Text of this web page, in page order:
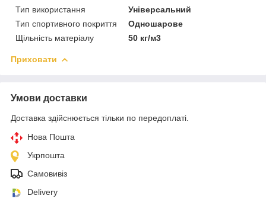
Тип використання
Універсальний
Тип спортивного покриття
Одношарове
Щільність матеріалу
50 кг/м3
Приховати
Умови доставки
Доставка здійснюється тільки по передоплаті.
Нова Пошта
Укрпошта
Самовивіз
Delivery